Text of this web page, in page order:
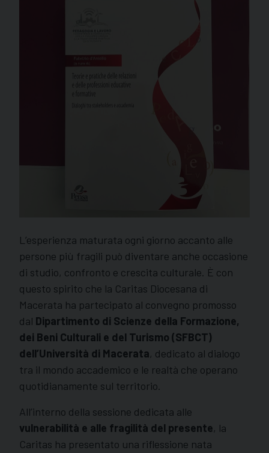
L’esperienza maturata ogni giorno accanto alle
persone più fragili può diventare anche occasione
di studio, confronto e crescita culturale. È con
questo spirito che la Caritas Diocesana di
Macerata ha partecipato al convegno promosso
dal Dipartimento di Scienze della Formazione,
dei Beni Culturali e del Turismo (SFBCT)
dell’Università di Macerata, dedicato al dialogo
tra il mondo accademico e le realtà che operano
quotidianamente sul territorio.
All’interno della sessione dedicata alle
vulnerabilità e alle fragilità del presente, la
Caritas ha presentato una riflessione nata